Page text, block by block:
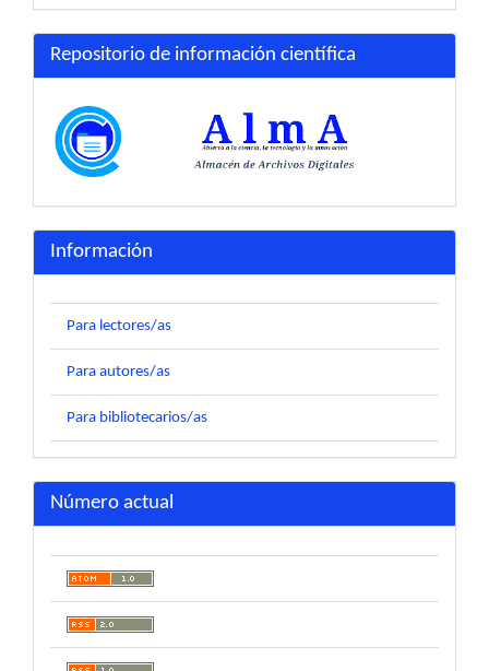
Repositorio de información científica
Información
Para lectores/as
Para autores/as
Para bibliotecarios/as
Número actual